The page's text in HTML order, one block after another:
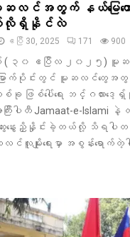
လင်အတွက် နယ်မြေတ
ယ်လိုရှိနိုင်လဲ
ဧပြီ 30, 2025 171 900
( ၃၀ ဧပြီလ ၂၀၂၅) မူဆလ
ာက်ပိုင်းတွင် မူဆလင်တွေအတွ
ဖြစ်ပေါ်ရေး ဘင်္ဂလားဒ
းပါတီ Jamaat-e-Islami
းနွေးညှိနှိုင်းခဲ့တယ်လို့ သိရပါတ
လူမျိုးရေးမှာ အစွန်းရောက်တဲ့